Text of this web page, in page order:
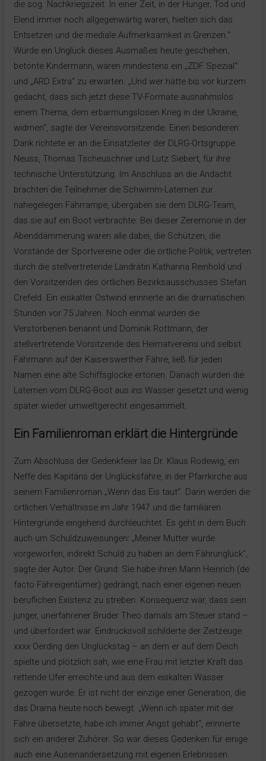
die sog. Nachkriegszeit. In einer Zeit, in der Hunger, Tod und
Elend immer noch allgegenwärtig waren, hielten sich das
Entsetzen und die mediale Aufmerksamkeit in Grenzen.“
Würde ein Unglück dieses Ausmaßes heute geschehen,
betonte Kindermann, wären mindestens ein „ZDF Spezial“
und „ARD Extra“ zu erwarten. „Und wer hätte bis vor kurzem
gedacht, dass sich jetzt diese TV-Formate ausnahmslos
einem Thema, dem erbarmungslosen Krieg in der Ukraine,
widmen“, sagte der Vereinsvorsitzende. Einen besonderen
Dank richtete er an die Einsatzleiter der DLRG-Ortsgruppe
Neuss, Thomas Tscheuschner und Lutz Siebert, für ihre
technische Unterstützung. Im Anschluss an die Andacht
brachten die Teilnehmer die Schwimm-Laternen zur
nahegelegen Fährrampe, übergaben sie dem DLRG-Team,
das sie auf ein Boot verbrachte. Bei dieser Zeremonie in der
Abenddämmerung waren alle dabei, die Schützen, die
Vorstände der Sportvereine oder die örtliche Politik, vertreten
durch die stellvertretende Landrätin Katharina Reinhold und
den Vorsitzenden des örtlichen Bezirksausschusses Stefan
Crefeld. Ein eiskalter Ostwind erinnerte an die dramatischen
Stunden vor 75 Jahren. Noch einmal wurden die
Verstorbenen benannt und Dominik Rottmann, der
stellvertretende Vorsitzende des Heimatvereins und selbst
Fährmann auf der Kaiserswerther Fähre, ließ für jeden
Namen eine alte Schiffsglocke ertönen. Danach wurden die
Laternen vom DLRG-Boot aus ins Wasser gesetzt und wenig
später wieder umweltgerecht eingesammelt.
Ein Familienroman erklärt die Hintergründe
Zum Abschluss der Gedenkfeier las Dr. Klaus Rodewig, ein
Neffe des Kapitäns der Unglücksfähre, in der Pfarrkirche aus
seinem Familienroman „Wenn das Eis taut“. Darin werden die
örtlichen Verhältnisse im Jahr 1947 und die familiären
Hintergründe eingehend durchleuchtet. Es geht in dem Buch
auch um Schuldzuweisungen: „Meiner Mutter wurde
vorgeworfen, indirekt Schuld zu haben an dem Fährunglück“,
sagte der Autor. Der Grund: Sie habe ihren Mann Heinrich (de
facto Fähreigentümer) gedrängt, nach einer eigenen neuen
beruflichen Existenz zu streben. Konsequenz war, dass sein
junger, unerfahrener Bruder Theo damals am Steuer stand –
und überfordert war. Eindrucksvoll schilderte der Zeitzeuge
xxxx Oerding den Unglückstag – an dem er auf dem Deich
spielte und plötzlich sah, wie eine Frau mit letzter Kraft das
rettende Ufer erreichte und aus dem eiskalten Wasser
gezogen wurde. Er ist nicht der einzige einer Generation, die
das Drama heute noch bewegt. „Wenn ich später mit der
Fähre übersetzte, habe ich immer Angst gehabt“, erinnerte
sich ein anderer Zuhörer. So war dieses Gedenken für einige
auch eine Auseinandersetzung mit eigenen Erlebnissen.